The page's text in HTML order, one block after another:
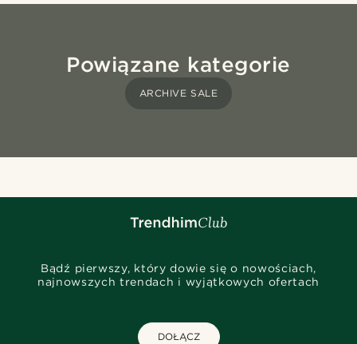
Powiązane kategorie
ARCHIVE SALE
Bądź pierwszy, który dowie się o nowościach,
najnowszych trendach i wyjątkowych ofertach
DOŁĄCZ